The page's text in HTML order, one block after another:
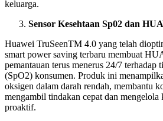
keluarga.
Sensor Kesehtaan Sp02 dan
Huawei TruSeenTM 4.0 yang telah
smart power saving terbaru membuat
pemantauan terus menerus 24/7 terhadap
(SpO2) konsumen. Produk ini
oksigen dalam darah rendah, membantu
mengambil tindakan cepat dan mengelola
proaktif.